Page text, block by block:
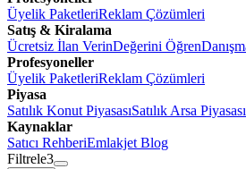
Üyelik PaketleriReklam Çözümleri
Satış & Kiralama
Ücretsiz İlan VerinDeğerini Öğren
Profesyoneller
Üyelik PaketleriReklam Çözümleri
Piyasa
Satılık Konut PiyasasıSatılık Arsa Piyasası
Kaynaklar
Satıcı RehberiEmlakjet Blog
Filtrele3